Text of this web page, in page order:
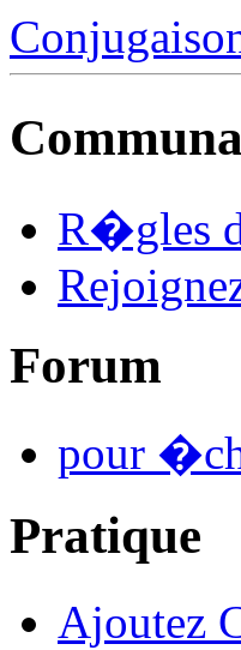
R�gles
Forum
pour
Pratique
Ajoutez